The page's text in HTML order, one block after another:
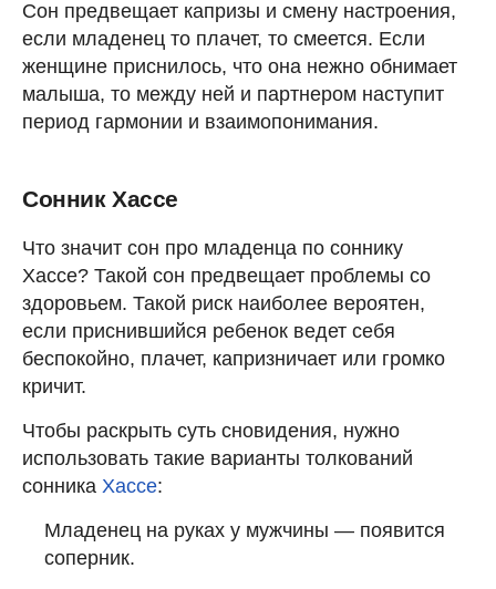
Сон предвещает капризы и смену настроения,
если младенец то плачет, то смеется. Если
женщине приснилось, что она нежно обнимает
малыша, то между ней и партнером наступит
период гармонии и взаимопонимания.
Сонник Хассе
Что значит сон про младенца по соннику
Хассе? Такой сон предвещает проблемы со
здоровьем. Такой риск наиболее вероятен,
если приснившийся ребенок ведет себя
беспокойно, плачет, капризничает или громко
кричит.
Чтобы раскрыть суть сновидения, нужно
использовать такие варианты толкований
сонника Хассе:
Младенец на руках у мужчины — появится
соперник.